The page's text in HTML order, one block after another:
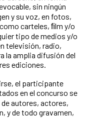
sin ningún
y su voz, en fotos,
carteles, ﬁlm y/o
tipo de medios y/o
televisión, radio,
la amplia difusión del
ediciones.
el participante
en el concurso se
autores, actores,
y de todo gravamen,